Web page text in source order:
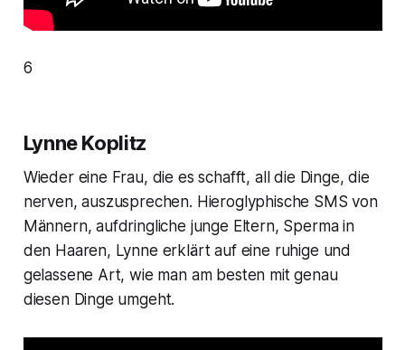
6
Lynne Koplitz
Wieder eine Frau, die es schafft, all die Dinge, die
nerven, auszusprechen. Hieroglyphische SMS von
Männern, aufdringliche junge Eltern, Sperma in
den Haaren, Lynne erklärt auf eine ruhige und
gelassene Art, wie man am besten mit genau
diesen Dinge umgeht.